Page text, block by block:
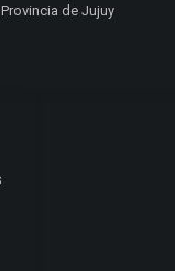
de Jujuy